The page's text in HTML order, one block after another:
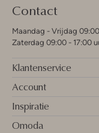
Contact
Maandag - Vrijdag
Zaterdag 09:00 - 17:00
Klantenservice
Account
Inspiratie
Omoda